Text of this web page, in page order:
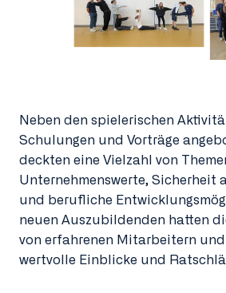
Neben den spielerischen
Schulungen und Vorträge
deckten eine Vielzahl von
Unternehmenswerte, Sicherheit
und berufliche
neuen Auszubildenden hatten
von erfahrenen Mitarbeitern
wertvolle Einblicke und